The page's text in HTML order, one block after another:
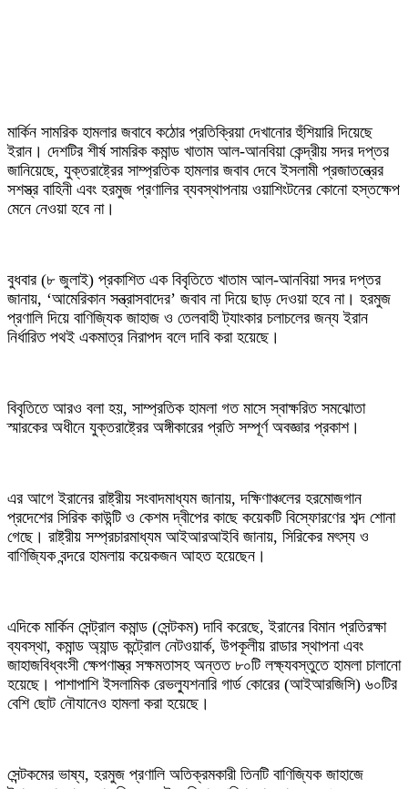
মার্কিন সামরিক হামলার জবাবে কঠোর প্রতিক্রিয়া দেখানোর হুঁশিয়ারি দিয়েছে
ইরান। দেশটির শীর্ষ সামরিক কমান্ড খাতাম আল-আনবিয়া কেন্দ্রীয় সদর দপ্তর
জানিয়েছে, যুক্তরাষ্ট্রের সাম্প্রতিক হামলার জবাব দেবে ইসলামী প্রজাতন্ত্রের
সশস্ত্র বাহিনী এবং হরমুজ প্রণালির ব্যবস্থাপনায় ওয়াশিংটনের কোনো হস্তক্ষেপ
মেনে নেওয়া হবে না।
বুধবার (৮ জুলাই) প্রকাশিত এক বিবৃতিতে খাতাম আল-আনবিয়া সদর দপ্তর
জানায়, ‘আমেরিকান সন্ত্রাসবাদের’ জবাব না দিয়ে ছাড় দেওয়া হবে না। হরমুজ
প্রণালি দিয়ে বাণিজ্যিক জাহাজ ও তেলবাহী ট্যাংকার চলাচলের জন্য ইরান
নির্ধারিত পথই একমাত্র নিরাপদ বলে দাবি করা হয়েছে।
বিবৃতিতে আরও বলা হয়, সাম্প্রতিক হামলা গত মাসে স্বাক্ষরিত সমঝোতা
স্মারকের অধীনে যুক্তরাষ্ট্রের অঙ্গীকারের প্রতি সম্পূর্ণ অবজ্ঞার প্রকাশ।
এর আগে ইরানের রাষ্ট্রীয় সংবাদমাধ্যম জানায়, দক্ষিণাঞ্চলের হরমোজগান
প্রদেশের সিরিক কাউন্টি ও কেশম দ্বীপের কাছে কয়েকটি বিস্ফোরণের শব্দ শোনা
গেছে। রাষ্ট্রীয় সম্প্রচারমাধ্যম আইআরআইবি জানায়, সিরিকের মৎস্য ও
বাণিজ্যিক বন্দরে হামলায় কয়েকজন আহত হয়েছেন।
এদিকে মার্কিন সেন্ট্রাল কমান্ড (সেন্টকম) দাবি করেছে, ইরানের বিমান প্রতিরক্ষা
ব্যবস্থা, কমান্ড অ্যান্ড কন্ট্রোল নেটওয়ার্ক, উপকূলীয় রাডার স্থাপনা এবং
জাহাজবিধ্বংসী ক্ষেপণাস্ত্র সক্ষমতাসহ অন্তত ৮০টি লক্ষ্যবস্তুতে হামলা চালানো
হয়েছে। পাশাপাশি ইসলামিক রেভল্যুশনারি গার্ড কোরের (আইআরজিসি) ৬০টির
বেশি ছোট নৌযানেও হামলা করা হয়েছে।
সেন্টকমের ভাষ্য, হরমুজ প্রণালি অতিক্রমকারী তিনটি বাণিজ্যিক জাহাজে